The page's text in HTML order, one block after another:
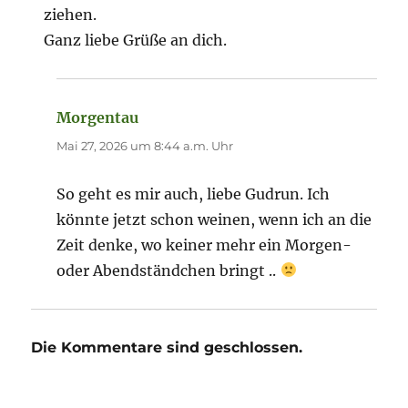
ziehen.
Ganz liebe Grüße an dich.
Morgentau
Mai 27, 2026 um 8:44 a.m. Uhr
So geht es mir auch, liebe Gudrun. Ich
könnte jetzt schon weinen, wenn ich an die
Zeit denke, wo keiner mehr ein Morgen-
oder Abendständchen bringt ..
Die Kommentare sind geschlossen.